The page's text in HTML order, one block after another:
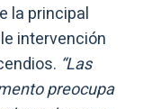
la principal
intervención
“Las
preocupa